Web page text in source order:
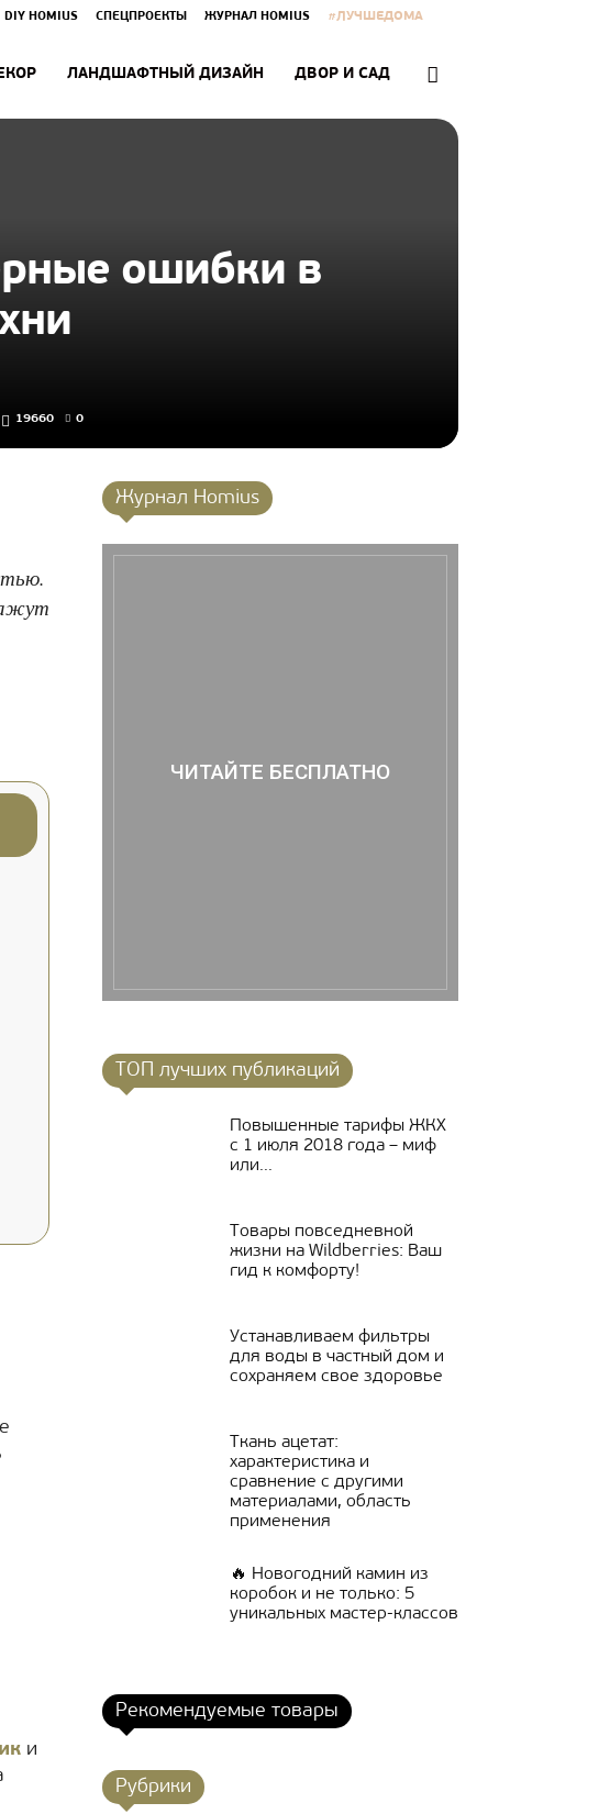
DIY HOMIUS СПЕЦПРОЕКТЫ ЖУРНАЛ HOMIUS #ЛУЧШЕДОМА
ЛАНДШАФТНЫЙ ДИЗАЙН ДВОР И САД
ошибки в
19660 0
и
Журнал Homius
ЧИТАЙТЕ БЕСПЛАТНО
ТОП лучших публикаций
Повышенные тарифы ЖКХ
с 1 июля 2018 года – миф
или...
Товары повседневной
жизни на Wildberries: Ваш
гид к комфорту!
Устанавливаем фильтры
для воды в частный дом и
сохраняем свое здоровье
Ткань ацетат:
характеристика и
сравнение с другими
материалами, область
применения
🔥 Новогодний камин из
коробок и не только: 5
уникальных мастер-классов
Рекомендуемые товары
Рубрики